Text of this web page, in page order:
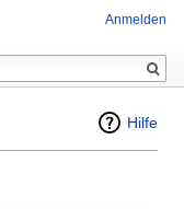
Hilfe
Anmelden